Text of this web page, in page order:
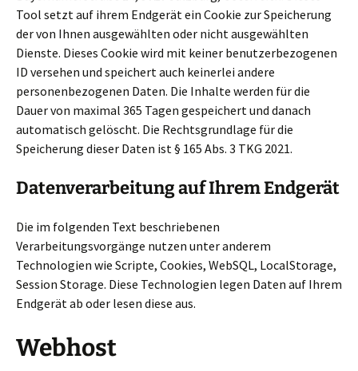
Tool setzt auf ihrem Endgerät ein Cookie zur Speicherung
der von Ihnen ausgewählten oder nicht ausgewählten
Dienste. Dieses Cookie wird mit keiner benutzerbezogenen
ID versehen und speichert auch keinerlei andere
personenbezogenen Daten. Die Inhalte werden für die
Dauer von maximal 365 Tagen gespeichert und danach
automatisch gelöscht. Die Rechtsgrundlage für die
Speicherung dieser Daten ist § 165 Abs. 3 TKG 2021.
Datenverarbeitung auf Ihrem Endgerät
Die im folgenden Text beschriebenen
Verarbeitungsvorgänge nutzen unter anderem
Technologien wie Scripte, Cookies, WebSQL, LocalStorage,
Session Storage. Diese Technologien legen Daten auf Ihrem
Endgerät ab oder lesen diese aus.
Webhost